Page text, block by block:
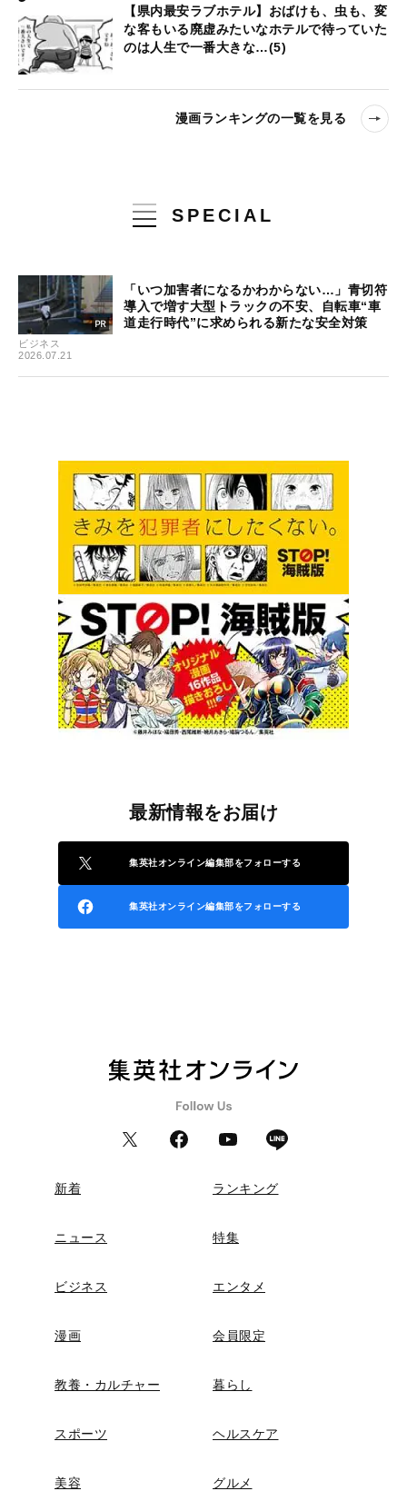
【県内最安ラブホテル】おばけも、虫も、変
な客もいる廃虚みたいなホテルで待っていた
のは人生で一番大きな…(5)
漫画ランキングの一覧を見る
SPECIAL
ビジネス
2026.07.21
「いつ加害者になるかわからない…」青切符
導入で増す大型トラックの不安、自転車“車
道走行時代”に求められる新たな安全対策
最新情報をお届け
集英社オンライン編集部をフォローする
集英社オンライン編集部をフォローする
新着 ランキング
ニュース 特集
ビジネス エンタメ
漫画 会員限定
教養・カルチャー 暮らし
スポーツ ヘルスケア
美容 グルメ